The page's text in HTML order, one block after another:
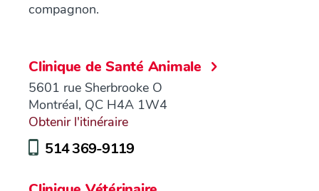
compagnon.
Clinique de Santé Animale
5601 rue Sherbrooke O
Montréal, QC H4A 1W4
Obtenir l'itinéraire
514 369-9119